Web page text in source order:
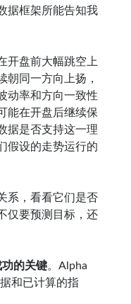
据框架所能告知我
开盘前大幅跳空上
朝同一方向上扬，
动率和方向一致性
能在开盘后继续保
据是否支持这一理
假设的走势运行的
系，看看它们是否
仅要预测目标，还
的关键。Alpha
和已计算的指